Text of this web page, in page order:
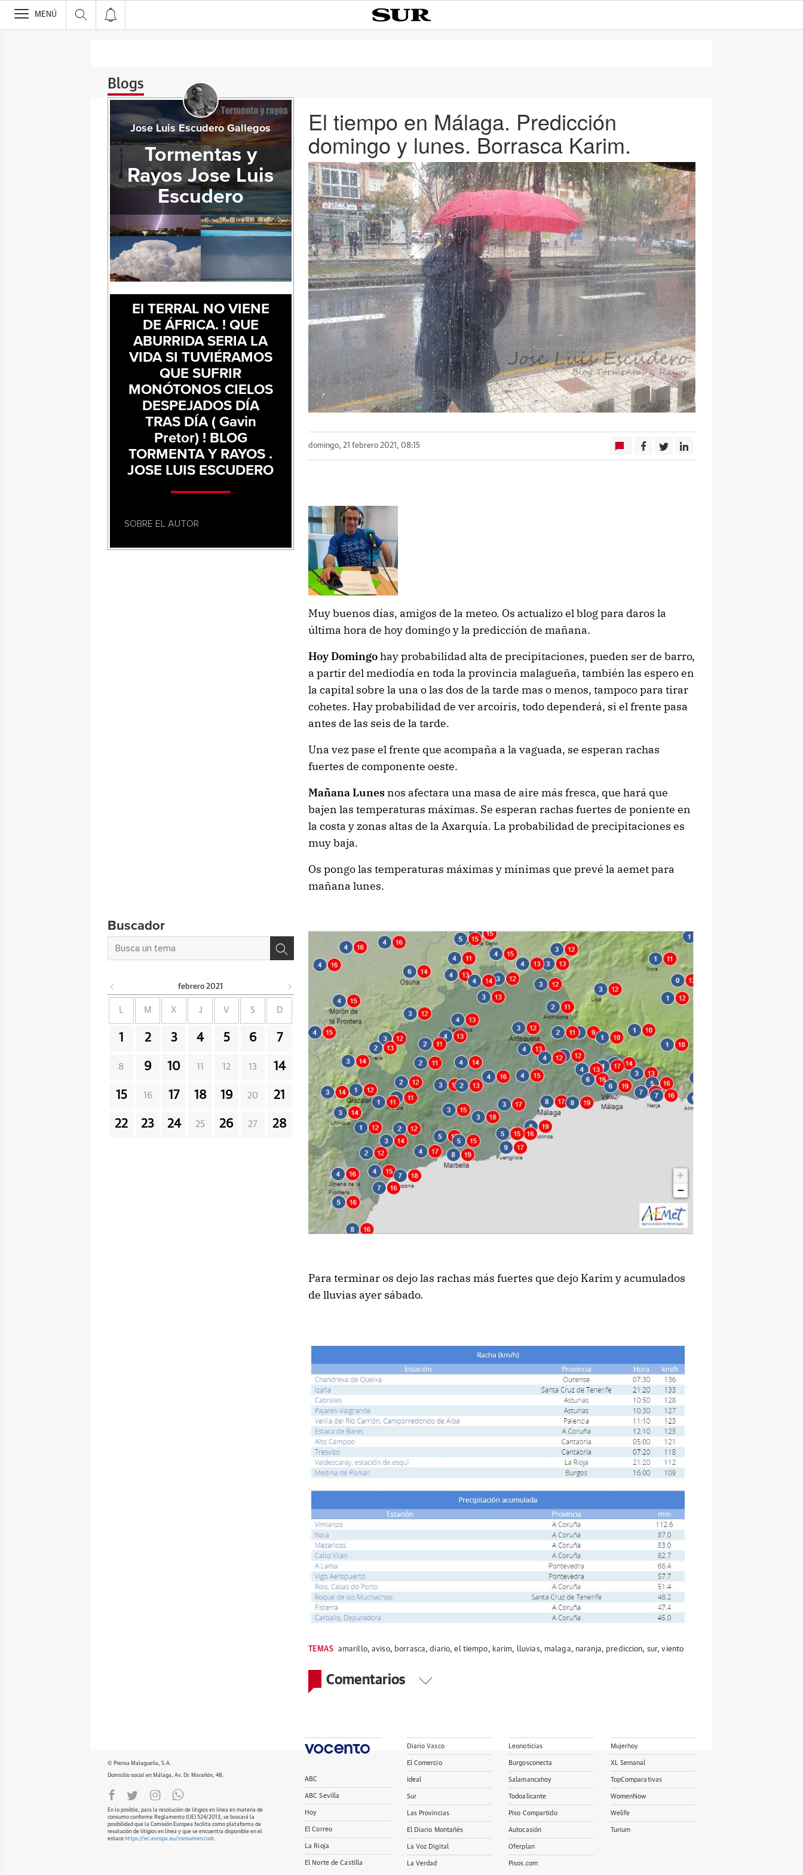
>
MENÚ
Blogs
El tiempo en Málaga. Predicción
domingo y lunes. Borrasca Karim.
domingo, 21 febrero 2021, 08:15
Muy buenos días, amigos de la meteo. Os actualizo el blog para daros la
última hora de hoy domingo y la predicción de mañana.
Hoy Domingohay probabilidad alta de precipitaciones, pueden ser de barro,
a partir del mediodía en toda la provincia malagueña, también las espero en
la capital sobre la una o las dos de la tarde mas o menos, tampoco para tirar
cohetes. Hay probabilidad de ver arcoiris, todo dependerá, si el frente pasa
antes de las seis de la tarde.
Una vez pase el frente que acompaña a la vaguada, se esperan rachas
fuertes de componente oeste.
Mañana Lunesnos afectara una masa de aire más fresca, que hará que
bajen las temperaturas máximas. Se esperan rachas fuertes de poniente en
la costa y zonas altas de la Axarquía. La probabilidad de precipitaciones es
muy baja.
Os pongo las temperaturas máximas y mínimas que prevé la aemet para
mañana lunes.
Para terminar os dejo las rachas más fuertes que dejo Karim y acumulados
de lluvias ayer sábado.
TEMAS amarillo,aviso, borrasca,diario,el tiempo, karim, lluvias, malaga, naranja, prediccion, sur,viento
Comentarios
Jose Luis Escudero Gallegos
Tormentas y
Rayos Jose Luis
Escudero
El TERRAL NO VIENE
DE ÁFRICA. ! QUE
ABURRIDA SERIA LA
VIDA SI TUVIÉRAMOS
QUE SUFRIR
MONÓTONOS CIELOS
DESPEJADOS DÍA
TRAS DÍA ( Gavin
Pretor) ! BLOG
TORMENTA Y RAYOS .
JOSE LUIS ESCUDERO
SOBRE EL AUTOR
Buscador
febrero 2021
L M X J V S D
1 2 3 4 5 6 7
8 9 10 11 12 13 14
15 16 17 18 19 20 21
22 23 24 25 26 27 28
© Prensa Malagueña, S.A.
Domicilio social en Málaga, Av. Dr. Marañón, 48.
En lo posible, para la resolución de litigios en línea en materia de
consumo conforme Reglamento (UE) 524/2013, se buscará la
posibilidad que la Comisión Europea facilita como plataforma de
resolución de litigios en línea y que se encuentra disponible en el
enlace https://ec.europa.eu/consumers/odr.
ABC
ABC Sevilla
Hoy
El Correo
La Rioja
El Norte de Castilla
Diario Vasco
El Comercio
Ideal
Sur
Las Provincias
El Diario Montañés
La Voz Digital
La Verdad
Leonoticias
Burgosconecta
Salamancahoy
Todoalicante
Piso Compartido
Autocasión
Oferplan
Pisos.com
Mujerhoy
XL Semanal
TopComparativas
WomenNow
Welife
Turium